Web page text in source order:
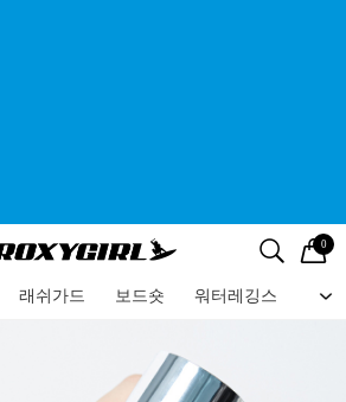
검색
로고 0
래쉬가드 보드숏 워터레깅스 비
메뉴